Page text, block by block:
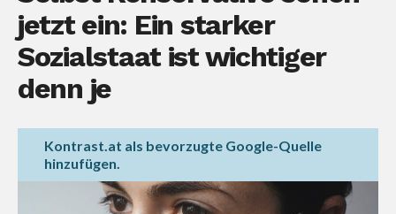
jetzt ein: Ein starker
Sozialstaat ist wichtiger
denn je
Kontrast.at als bevorzugte Google-Quelle
hinzufügen.